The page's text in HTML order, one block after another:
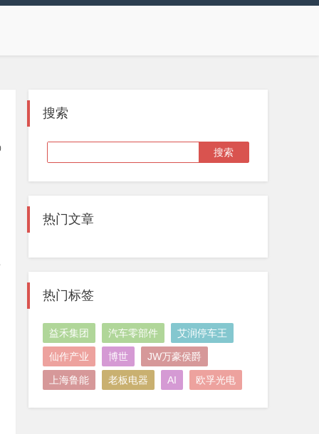
搜索
热门文章
热门标签
益禾集团 汽车零部件 艾润停车王
仙作产业 博世 JW万豪侯爵
上海鲁能 老板电器 AI 欧孚光电